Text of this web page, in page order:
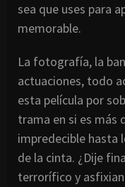
sea que uses para
memorable.
La fotografía, la
actuaciones, todo
esta película por
trama en si es más
impredecible hasta
de la cinta. ¿Dije
terrorífico y